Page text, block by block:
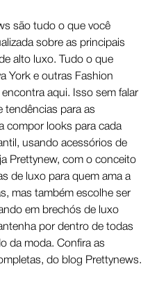
são tudo o que você
sobre as principais
alto luxo. Tudo o que
York e outras Fashion
aqui. Isso sem falar
tendências para as
compor looks para cada
usando acessórios de
Prettynew, com o conceito
de luxo para quem ama a
mas também escolhe ser
em brechós de luxo
por dentro de todas
da moda. Confira as
do blog Prettynews.